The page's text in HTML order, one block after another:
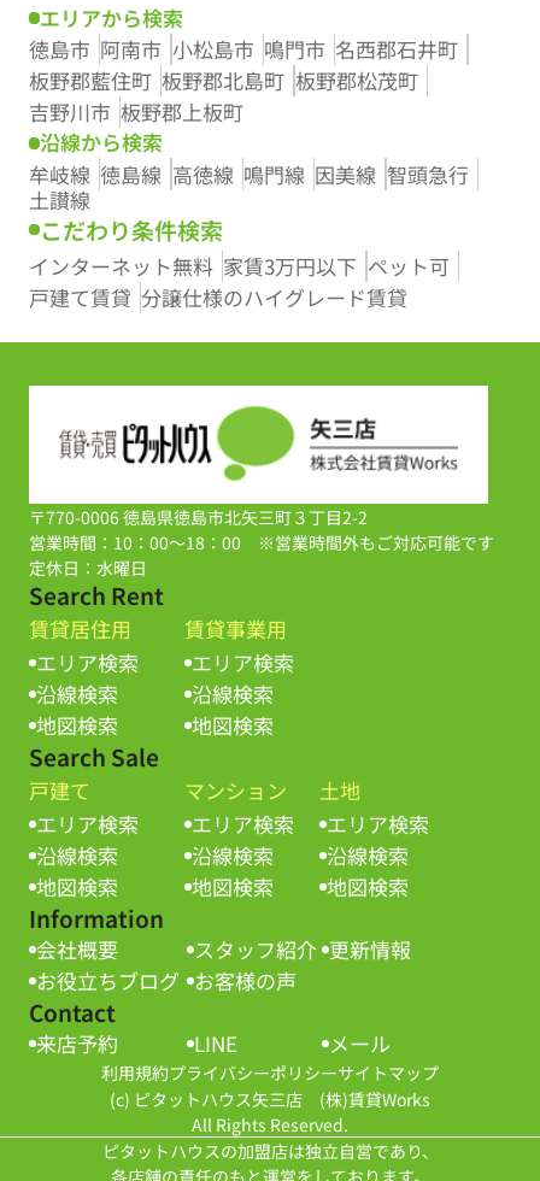
エリアから検索
徳島市 阿南市 小松島市 鳴門市 名西郡石井町
板野郡藍住町 板野郡北島町 板野郡松茂町
吉野川市 板野郡上板町
沿線から検索
牟岐線 徳島線 高徳線 鳴門線 因美線 智頭急行
土讃線
こだわり条件検索
インターネット無料 家賃3万円以下 ペット可
戸建て賃貸 分譲仕様のハイグレード賃貸
〒770-0006 徳島県徳島市北矢三町３丁目2-2
営業時間：10：00～18：00 ※営業時間外もご対応可能です
定休日：水曜日
Search Rent
賃貸居住用
エリア検索
沿線検索
地図検索
賃貸事業用
エリア検索
沿線検索
地図検索
Search Sale
戸建て
エリア検索
沿線検索
地図検索
マンション
エリア検索
沿線検索
地図検索
土地
エリア検索
沿線検索
地図検索
Information
会社概要 スタッフ紹介 更新情報
お役立ちブログ お客様の声
Contact
来店予約 LINE メール
利用規約プライバシーポリシーサイトマップ
(c) ピタットハウス矢三店 (株)賃貸Works
All Rights Reserved.
ピタットハウスの加盟店は独立自営であり、
各店舗の責任のもと運営をしております。